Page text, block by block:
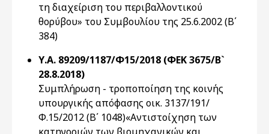
τη διαχείριση του περιβαλλοντικού
θορύβου» του Συμβουλίου της 25.6.2002 (Β΄
384)
Υ.Α. 89209/1187/Φ15/2018 (ΦΕΚ 3675/Β`
28.8.2018)
Συμπλήρωση - τροποποίηση της κοινής
υπουργικής απόφασης οικ. 3137/191/
Φ.15/2012 (Β΄ 1048)«Αντιστοίχηση των